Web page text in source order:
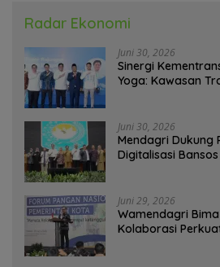
Radar Ekonomi
Juni 30, 2026
Sinergi
Yoga: Kawasan
Juni 30, 2026
Mendagri Dukung
Digitalisasi
Juni 29, 2026
Wamendagri
Kolaborasi